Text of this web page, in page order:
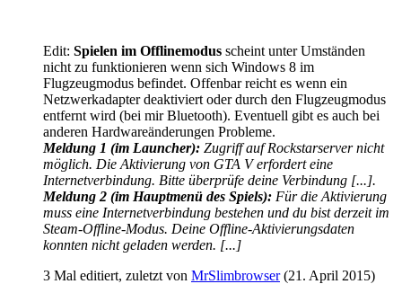
Edit: Spielen im Offlinemodus scheint unter Umständen
nicht zu funktionieren wenn sich Windows 8 im
Flugzeugmodus befindet. Offenbar reicht es wenn ein
Netzwerkadapter deaktiviert oder durch den Flugzeugmodus
entfernt wird (bei mir Bluetooth). Eventuell gibt es auch bei
anderen Hardwareänderungen Probleme.
Meldung 1 (im Launcher): Zugriff auf Rockstarserver nicht
möglich. Die Aktivierung von GTA V erfordert eine
Internetverbindung. Bitte überprüfe deine Verbindung [...].
Meldung 2 (im Hauptmenü des Spiels): Für die Aktivierung
muss eine Internetverbindung bestehen und du bist derzeit im
Steam-Offline-Modus. Deine Offline-Aktivierungsdaten
konnten nicht geladen werden. [...]
3 Mal editiert, zuletzt von MrSlimbrowser(21. April 2015)